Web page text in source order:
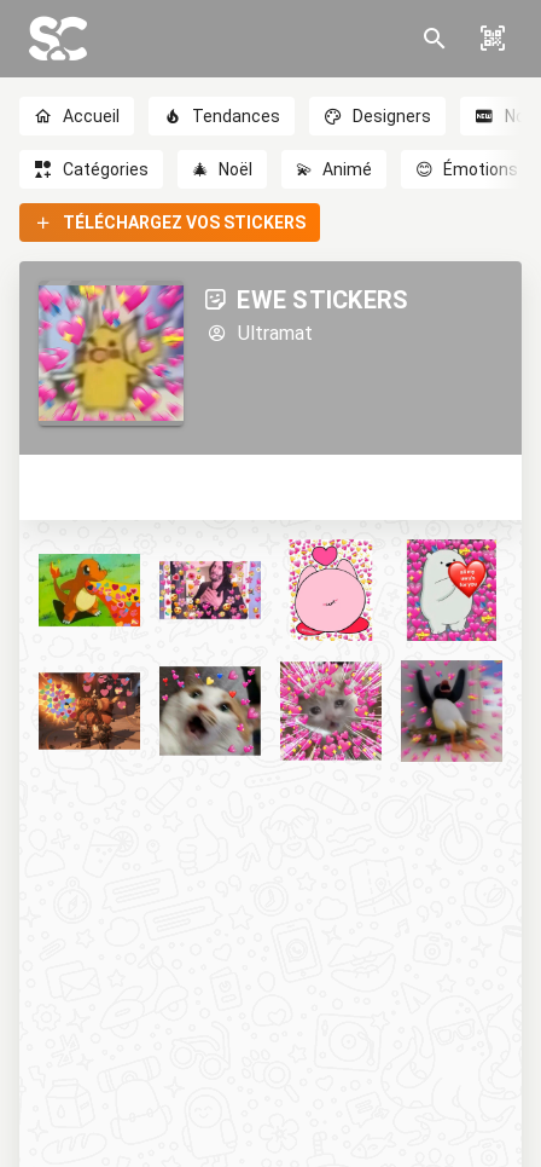
Accueil Tendances Designers
Catégories 🎄 Noël 💫 Animé 😊 Émotions
TÉLÉCHARGEZ VOS STICKERS
EWE STICKERS
Ultramat